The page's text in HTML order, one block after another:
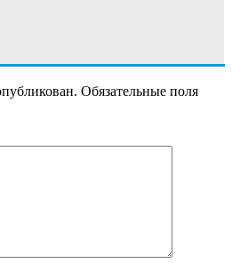
Обязательные поля